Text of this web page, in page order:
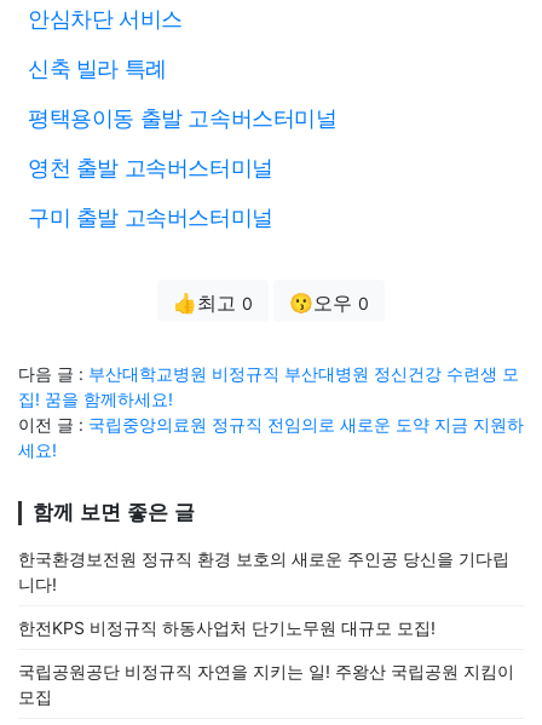
안심차단 서비스
신축 빌라 특례
평택용이동 출발 고속버스터미널
영천 출발 고속버스터미널
구미 출발 고속버스터미널
👍최고 0 😗오우 0
다음 글 : 부산대학교병원 비정규직 부산대병원 정신건강 수련생 모
집! 꿈을 함께하세요!
이전 글 : 국립중앙의료원 정규직 전임의로 새로운 도약 지금 지원하
세요!
함께 보면 좋은 글
한국환경보전원 정규직 환경 보호의 새로운 주인공 당신을 기다립
니다!
한전KPS 비정규직 하동사업처 단기노무원 대규모 모집!
국립공원공단 비정규직 자연을 지키는 일! 주왕산 국립공원 지킴이
모집